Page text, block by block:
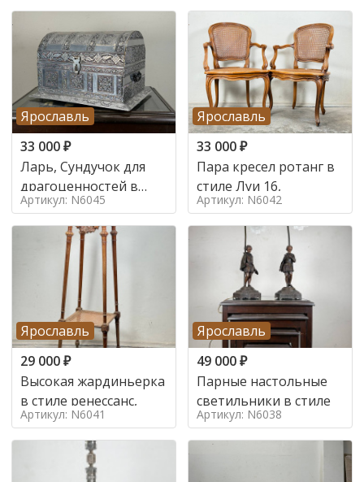
Ярославль
33 000₽
Ларь, Сундучок для
драгоценностей в
стиле
Артикул: N6045
Ярославль
33 000₽
Пара кресел ротанг в
стиле Луи 16,
Артикул: N6042
Ярославль
29 000₽
Высокая жардиньерка
в стиле ренессанс,
Артикул: N6041
Ярославль
49 000₽
Парные настольные
светильники в стиле
Артикул: N6038